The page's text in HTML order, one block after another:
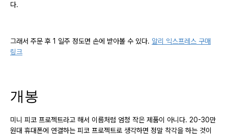
다.
그래서 주문 후 1 일주 정도면 손에 받아볼 수 있다. 알리 익스프레스 구매
링크
개봉
미니 피코 프로젝트라고 해서 이름처럼 엄청 작은 제품이 아니다. 20-30만
원대 휴대폰에 연결하는 피코 프로젝트로 생각하면 정말 착각을 하는 것이